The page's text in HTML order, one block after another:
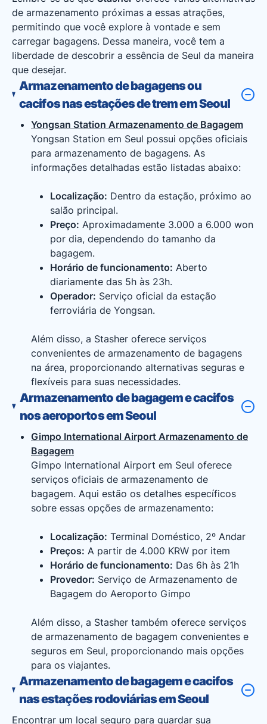
de armazenamento próximas a essas atrações,
permitindo que você explore à vontade e sem
carregar bagagens. Dessa maneira, você tem a
liberdade de descobrir a essência de Seul da maneira
que desejar.
Armazenamento de bagagens ou
cacifos nas estações de trem em Seoul
Yongsan Station Armazenamento de Bagagem
Yongsan Station em Seul possui opções oficiais
para armazenamento de bagagens. As
informações detalhadas estão listadas abaixo:
Localização: Dentro da estação, próximo ao
salão principal.
Preço: Aproximadamente 3.000 a 6.000 won
por dia, dependendo do tamanho da
bagagem.
Horário de funcionamento: Aberto
diariamente das 5h às 23h.
Operador: Serviço oficial da estação
ferroviária de Yongsan.
Além disso, a Stasher oferece serviços
convenientes de armazenamento de bagagens
na área, proporcionando alternativas seguras e
flexíveis para suas necessidades.
Armazenamento de bagagem e cacifos
nos aeroportos em Seoul
Gimpo International Airport Armazenamento de
Bagagem
Gimpo International Airport em Seul oferece
serviços oficiais de armazenamento de
bagagem. Aqui estão os detalhes específicos
sobre essas opções de armazenamento:
Localização: Terminal Doméstico, 2º Andar
Preços: A partir de 4.000 KRW por item
Horário de funcionamento: Das 6h às 21h
Provedor: Serviço de Armazenamento de
Bagagem do Aeroporto Gimpo
Além disso, a Stasher também oferece serviços
de armazenamento de bagagem convenientes e
seguros em Seul, proporcionando mais opções
para os viajantes.
Armazenamento de bagagem e cacifos
nas estações rodoviárias em Seoul
Encontrar um local seguro para guardar sua